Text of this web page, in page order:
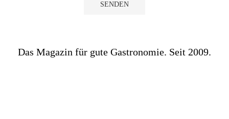
Das Magazin für gute Gastronomie. Seit 2009.